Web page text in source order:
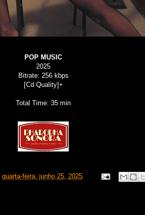
POP MUSIC
2025
Bitrate: 256 kbps
[Cd Quality]+
Total Time: 35 min
quarta-feira, junho 25, 2025